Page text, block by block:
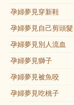
孕婦夢見穿新鞋
孕婦夢見自己剪頭髮
孕婦夢見別人流血
孕婦夢見獅子
孕婦夢見被魚咬
孕婦夢見吃桃子